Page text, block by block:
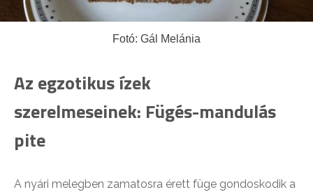
Fotó: Gál Melánia
Az egzotikus ízek
szerelmeseinek: Fügés-mandulás
pite
A nyári melegben zamatosra érett füge gondoskodik a